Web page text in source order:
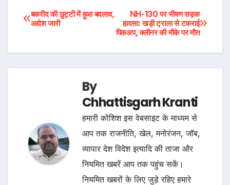
Post
NH-130 पर भीषण सड़क
हादसा: खड़ी ट्राला से टकराई
पिकअप, क्लीनर की मौके पर मौत
बकरीद की छुट्टी में हुआ बदलाव,
आदेश जारी
By
Chhattisgarh Kranti
हमारी कोशिश इस वेबसाइट के माध्यम से
आप तक राजनीति, खेल, मनोरंजन, जॉब,
व्यापार देश विदेश इत्यादि की ताजा और
नियमित खबरें आप तक पहुंच सकें।
नियमित खबरों के लिए जुड़े रहिए हमारे